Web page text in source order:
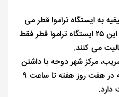
به ایستگاه تراموا قطر می‌
پیوندد. در حال حاضر از بین این ۲۵ ایستگاه تراموا قطر فقط
مرکز شهر دوحه با داشتن
۹ ایستگاه دایر شده است، که در هفت روز هفته تا ساعت ۹